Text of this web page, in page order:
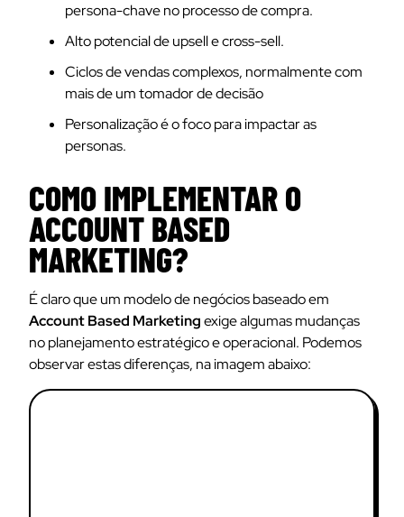
persona-chave no processo de compra.
Alto potencial de upsell e cross-sell.
Ciclos de vendas complexos, normalmente com
mais de um tomador de decisão
Personalização é o foco para impactar as
personas.
COMO IMPLEMENTAR O
ACCOUNT BASED
MARKETING?
É claro que um modelo de negócios baseado em
Account Based Marketingexige algumas mudanças
no planejamento estratégico e operacional. Podemos
observar estas diferenças, na imagem abaixo: